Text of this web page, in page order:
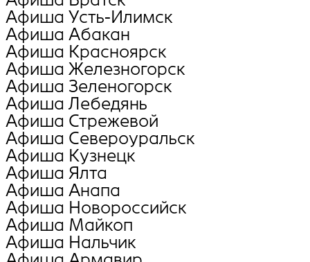
Афиша Усть-Илимск
Афиша Абакан
Афиша Красноярск
Афиша Железногорск
Афиша Зеленогорск
Афиша Лебедянь
Афиша Стрежевой
Афиша Североуральск
Афиша Кузнецк
Афиша Ялта
Афиша Анапа
Афиша Новороссийск
Афиша Майкоп
Афиша Нальчик